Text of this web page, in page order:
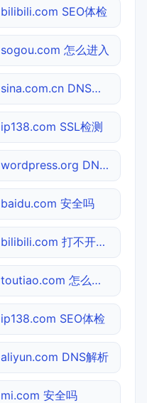
bilibili.com SEO体检
sogou.com 怎么进入
sina.com.cn DNS解析
ip138.com SSL检测
wordpress.org DNS解析
baidu.com 安全吗
bilibili.com 打不开检测
toutiao.com 怎么进入
ip138.com SEO体检
aliyun.com DNS解析
mi.com 安全吗